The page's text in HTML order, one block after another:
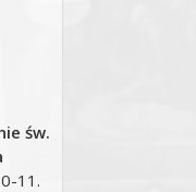
św.
11.